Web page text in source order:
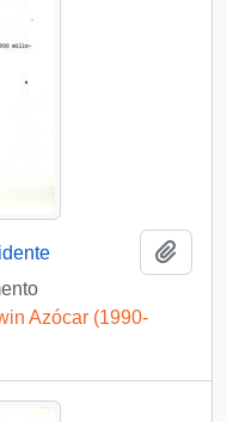
Azócar (1990-